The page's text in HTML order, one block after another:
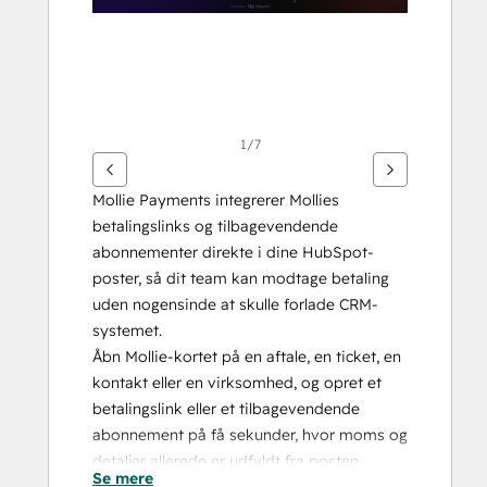
1/7
Mollie Payments integrerer Mollies
betalingslinks og tilbagevendende
abonnementer direkte i dine HubSpot-
poster, så dit team kan modtage betaling
uden nogensinde at skulle forlade CRM-
systemet.
Åbn Mollie-kortet på en aftale, en ticket, en
kontakt eller en virksomhed, og opret et
betalingslink eller et tilbagevendende
abonnement på få sekunder, hvor moms og
detaljer allerede er udfyldt fra posten.
Se mere